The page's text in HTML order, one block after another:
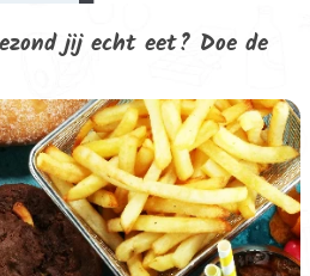
jij echt eet? Doe de